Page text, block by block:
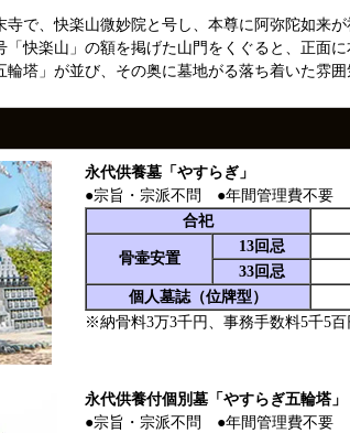
で、快楽山微妙院と号し、本尊に阿弥陀如来が
快楽山」の額を掲げた山門をくぐると、正面
塔」が並び、その奥に墓地がる落ち着いた雰囲
永代供養墓「やすらぎ」
●宗旨・宗派不問 ●年間管理費不要
合祀
骨壷安置
13回忌
33回忌
個人墓誌（位牌型）
※納骨料3万3千円、事務手数料5千5百
永代供養付個別墓「やすらぎ五輪塔」
●宗旨・宗派不問 ●年間管理費不要